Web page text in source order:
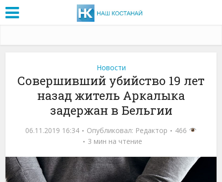
Новости
Совершивший убийство 19 лет
назад житель Аркалыка
задержан в Бельгии
06.11.2019 16:34 Опубликовал: Редактор
466
3 мин на чтение